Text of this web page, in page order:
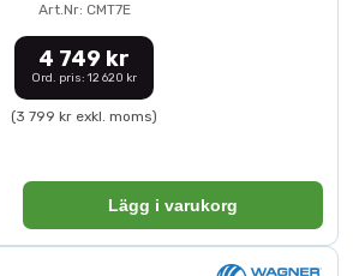
Art.Nr: CMT7E
4 749 kr
Ord. pris: 12 620 kr
(3 799 kr exkl. moms)
Lägg i varukorg